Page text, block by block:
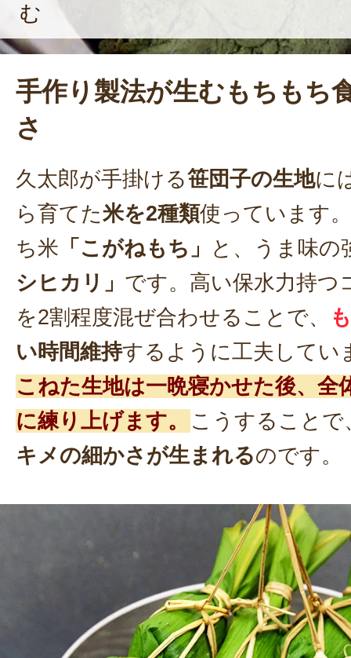
む
手作り製法が生むもちもち
さ
久太郎が手掛ける笹団子の生地に
ら育てた米を2種類使っています
ち米 「こがねもち」
と、うま味の
シヒカリ」 です。高い保水力持つ
を2割程度混ぜ合わせることで、
い時間維持するように工夫してい
こねた生地は一晩寝かせた後、全
に練り上げます。
こうすることで
キメの細かさが生まれるのです。